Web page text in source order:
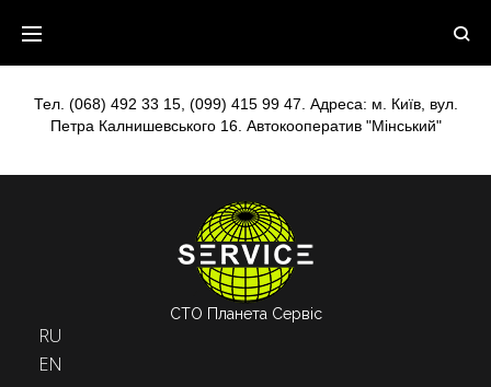
content
Тел. (068) 492 33 15, (099) 415 99 47 . Адреса: м. Київ, вул.
Петра Калнишевського 16. Автокооператив "Мінський"
СТО Планета Сервіс
RU
EN